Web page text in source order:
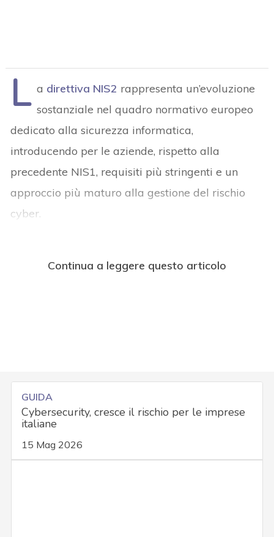
L a direttiva NIS2 rappresenta un’evoluzione
sostanziale nel quadro normativo europeo
dedicato alla sicurezza informatica,
introducendo per le aziende, rispetto alla
precedente NIS1, requisiti più stringenti e un
approccio più maturo alla gestione del rischio
cyber.
Continua a leggere questo articolo
GUIDA
Cybersecurity, cresce il rischio per le imprese
italiane
15 Mag 2026